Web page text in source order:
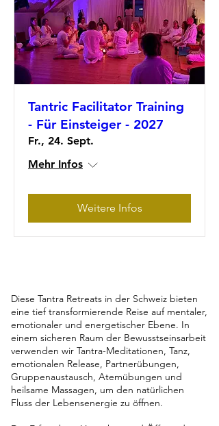
Tantric Facilitator Training
- Für Einsteiger - 2027
Fr., 24. Sept.
Mehr Infos
Weitere Infos
Diese Tantra Retreats in der Schweiz bieten
eine tief transformierende Reise auf mentaler,
emotionaler und energetischer Ebene. In
einem sicheren Raum der Bewusstseinsarbeit
verwenden wir Tantra-Meditationen, Tanz,
emotionalen Release, Partnerübungen,
Gruppenaustausch, Atemübungen und
heilsame Massagen, um den natürlichen
Fluss der Lebensenergie zu öffnen.